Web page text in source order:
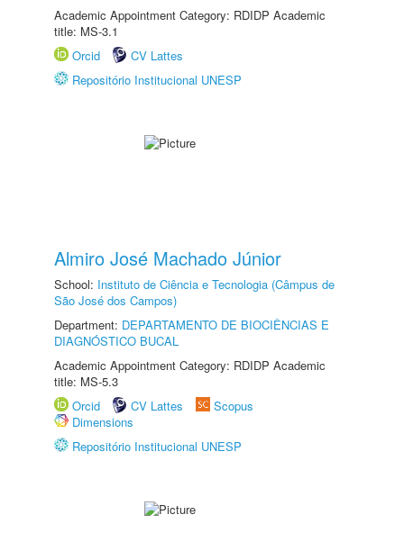
Academic Appointment Category: RDIDP Academic
title: MS-3.1
Orcid
CV Lattes
Repositório Institucional UNESP
Almiro José Machado Júnior
School: Instituto de Ciência e Tecnologia (Câmpus de
São José dos Campos)
Department: DEPARTAMENTO DE BIOCIÊNCIAS E
DIAGNÓSTICO BUCAL
Academic Appointment Category: RDIDP Academic
title: MS-5.3
Orcid
CV Lattes
Scopus
Dimensions
Repositório Institucional UNESP